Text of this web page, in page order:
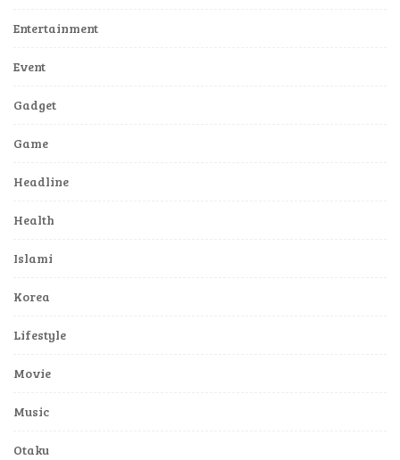
Entertainment
Event
Gadget
Game
Headline
Health
Islami
Korea
Lifestyle
Movie
Music
Otaku